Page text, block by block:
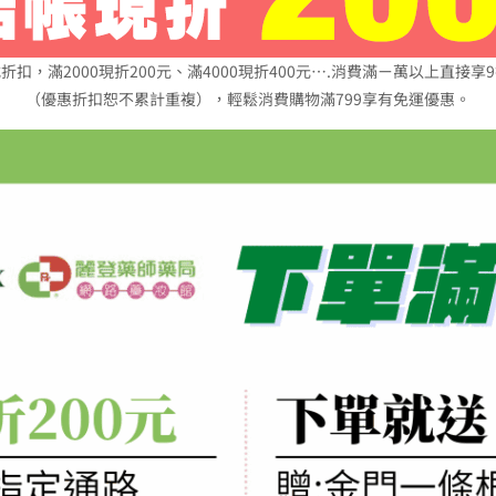
扣，滿2000現折200元、滿4000現折400元….消費滿ㄧ萬以上直接享
（優惠折扣恕不累計重複），輕鬆消費購物滿799享有免運優惠。